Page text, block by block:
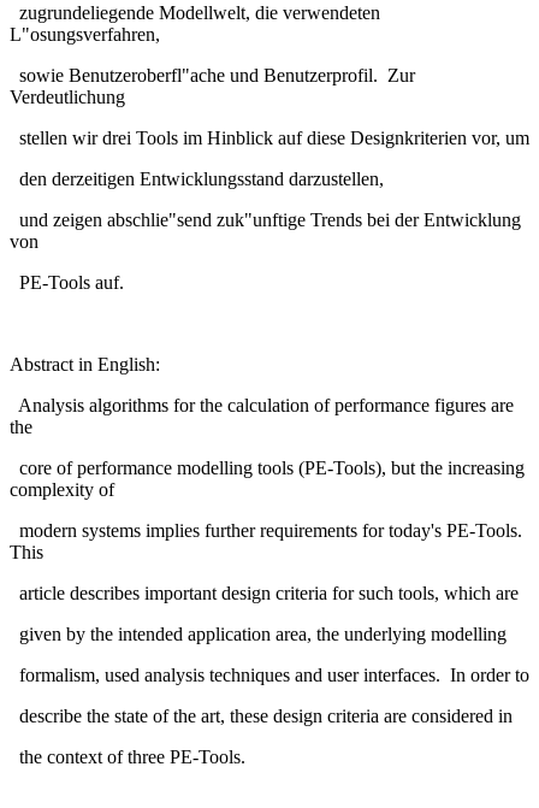
zugrundeliegende Modellwelt, die verwendeten
L"osungsverfahren,
sowie Benutzeroberfl"ache und Benutzerprofil. Zur
Verdeutlichung
stellen wir drei Tools im Hinblick auf diese Designkriterien vor, um
den derzeitigen Entwicklungsstand darzustellen,
und zeigen abschlie"send zuk"unftige Trends bei der Entwicklung
von
PE-Tools auf.
Abstract in English:
Analysis algorithms for the calculation of performance figures are
the
core of performance modelling tools (PE-Tools), but the increasing
complexity of
modern systems implies further requirements for today's PE-Tools.
This
article describes important design criteria for such tools, which are
given by the intended application area, the underlying modelling
formalism, used analysis techniques and user interfaces. In order to
describe the state of the art, these design criteria are considered in
the context of three PE-Tools.